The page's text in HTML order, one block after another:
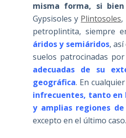
misma forma, si
Gypsisoles y Plintosoles,
petroplintita, siempre
áridos y semiáridos,
suelos patrocinadas
adecuadas de su
geográfica. En
infrecuentes, tanto en
y amplias regiones
excepto en el último